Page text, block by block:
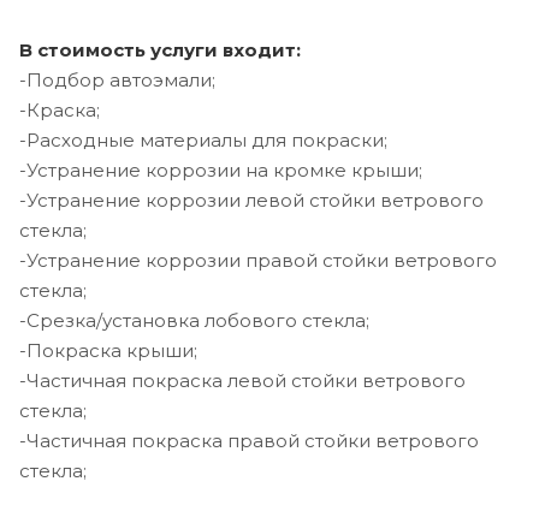
В стоимость услуги входит:
-Подбор автоэмали;
-Краска;
-Расходные материалы для покраски;
-Устранение коррозии на кромке крыши;
-Устранение коррозии левой стойки ветрового
стекла;
-Устранение коррозии правой стойки ветрового
стекла;
-Срезка/установка лобового стекла;
-Покраска крыши;
-Частичная покраска левой стойки ветрового
стекла;
-Частичная покраска правой стойки ветрового
стекла;